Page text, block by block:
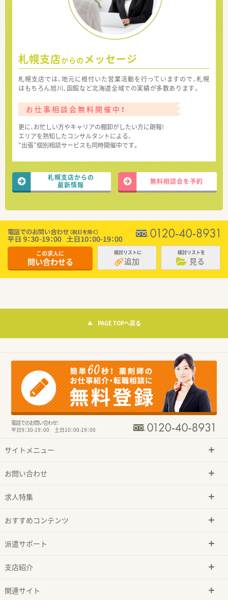
札幌支店からの メッセージ
札幌支店では、地元に根付いた営業活動を行っていますので、札幌
はもちろん旭川、函館など北海道全域での実績が多数あります。
お仕事相談会無料開催中！
更に、お忙しい方やキャリアの棚卸がしたい方に朗報!
エリアを熟知したコンサルタントによる、
“出張”個別相談サービスも同時開催中です。
札幌支店からの
最新情報
無料相談会を予約
この求人に
問い合わせる
検討リストに
追加
検討リストを
見る
PAGE TOPへ戻る
電話でのお問い合わせ：
平日9：30-19：00 土日10：00-19：00
サイトメニュー
お問い合わせ
求人特集
おすすめコンテンツ
派遣サポート
支店紹介
関連サイト